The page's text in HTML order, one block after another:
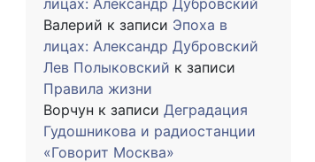
лицах: Александр Дубровский
Валерий к записи Эпоха в
лицах: Александр Дубровский
Лев Полыковский к записи
Правила жизни
Ворчун к записи Деградация
Гудошникова и радиостанции
«Говорит Москва»